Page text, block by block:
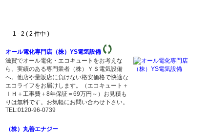
1 - 2 ( 2 件中 )
オール電化専門店（株）YS電気設備
滋賀でオール電化・エコキュートをお考えな
ら、実績のある専門業者（株）ＹＳ電気設備
へ。他店や量販店に負けない格安価格で快適な
エコライフをお届けします。（エコキュート＋
ＩＨ＋工事費＋8年保証＝69万円～）お見積も
りは無料です。お気軽にお問い合わせ下さい。
TEL:0120-96-0739
（株）丸善エナジー